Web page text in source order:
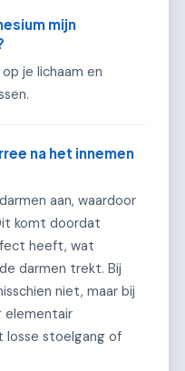
mijn
je lichaam en
na het innemen
aan, waardoor
komt doordat
heeft, wat
darmen trekt. Bij
niet, maar bij
elementair
losse stoelgang of